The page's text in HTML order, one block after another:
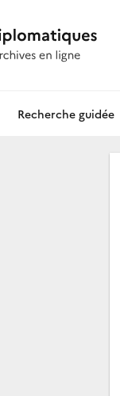
Recherche guidée